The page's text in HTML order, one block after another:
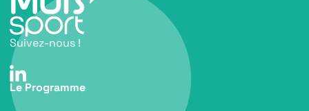
Suivez-nous !
Le Programme